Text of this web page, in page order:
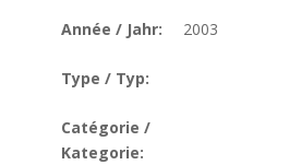
Année / Jahr: 2003
Type / Typ:
Catégorie /
Kategorie: